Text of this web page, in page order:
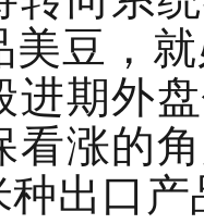
美豆，
进期外
看涨的
种出口